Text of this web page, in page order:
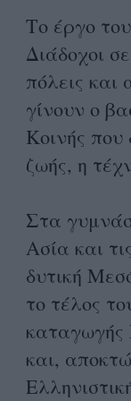
Το έργο
Διάδοχοι
πόλεις και
γίνουν ο
Κοινής
ζωής, η
Στα
Ασία και
δυτική
το τέλος
καταγωγής
και,